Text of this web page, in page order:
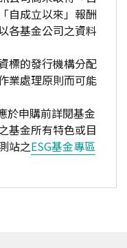
自成立以來」報酬
各基金公司之資料
標的發行機構分配
業處理原則而可能
於申購前詳閱基金
基金所有特色或目
站之ESG基金專區